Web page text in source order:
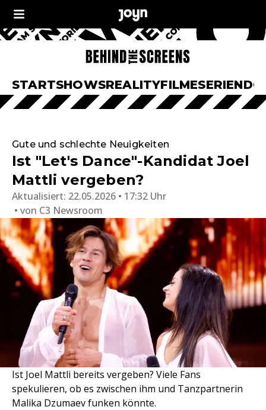
STARTSHOWSREALITYFILMESERIEN
Gute und schlechte Neuigkeiten
Ist "Let's Dance"-Kandidat Joel
Mattli vergeben?
Aktualisiert: 22.05.2026 • 17:32 Uhr
von C3 Newsroom
Ist Joel Mattli bereits vergeben? Viele Fans
spekulieren, ob es zwischen ihm und Tanzpartnerin
Malika Dzumaev funken könnte.